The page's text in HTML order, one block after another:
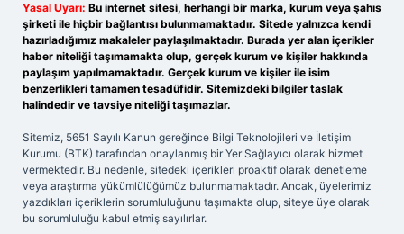
Yasal Uyarı: Bu internet sitesi, herhangi bir marka, kurum veya şahıs
şirketi ile hiçbir bağlantısı bulunmamaktadır. Sitede yalnızca kendi
hazırladığımız makaleler paylaşılmaktadır. Burada yer alan içerikler
haber niteliği taşımamakta olup, gerçek kurum ve kişiler hakkında
paylaşım yapılmamaktadır. Gerçek kurum ve kişiler ile isim
benzerlikleri tamamen tesadüfidir. Sitemizdeki bilgiler taslak
halindedir ve tavsiye niteliği taşımazlar.
Sitemiz, 5651 Sayılı Kanun gereğince Bilgi Teknolojileri ve İletişim
Kurumu (BTK) tarafından onaylanmış bir Yer Sağlayıcı olarak hizmet
vermektedir. Bu nedenle, sitedeki içerikleri proaktif olarak denetleme
veya araştırma yükümlülüğümüz bulunmamaktadır. Ancak, üyelerimiz
yazdıkları içeriklerin sorumluluğunu taşımakta olup, siteye üye olarak
bu sorumluluğu kabul etmiş sayılırlar.